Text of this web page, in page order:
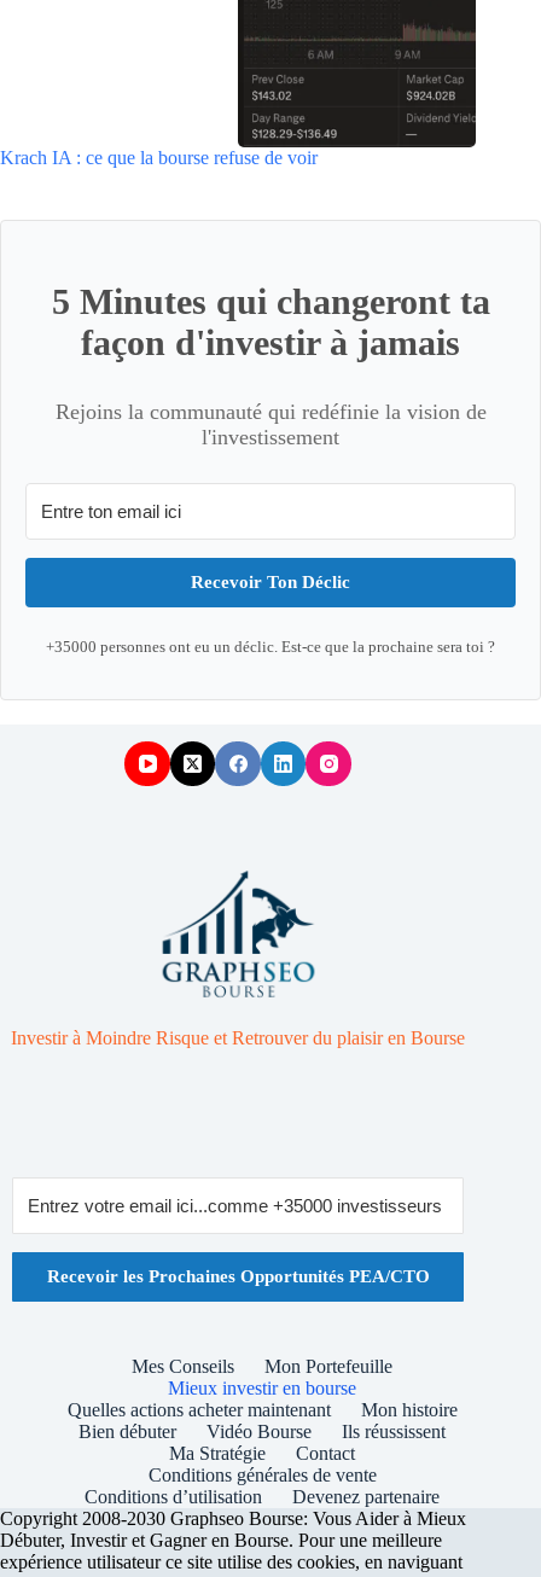
Krach IA : ce que la bourse refuse de voir
5 Minutes qui changeront ta
façon d'investir à jamais
Rejoins la communauté qui redéfinie la vision de
l'investissement
Recevoir Ton Déclic
+35000 personnes ont eu un déclic. Est-ce que la prochaine sera toi ?
Investir à Moindre Risque et Retrouver du plaisir en Bourse
Recevoir les Prochaines Opportunités PEA/CTO
Mes Conseils
Mon Portefeuille
Mieux investir en bourse
Quelles actions acheter maintenant
Mon histoire
Bien débuter
Vidéo Bourse
Ils réussissent
Ma Stratégie
Contact
Conditions générales de vente
Conditions d’utilisation
Devenez partenaire
Copyright 2008-2030 Graphseo Bourse: Vous Aider à Mieux
Débuter, Investir et Gagner en Bourse. Pour une meilleure
expérience utilisateur ce site utilise des cookies, en naviguant